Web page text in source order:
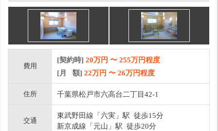
費用
[契約時] 20万円 〜 255万円程度
[月 額] 22万円 〜 26万円程度
住所 千葉県松戸市六高台二丁目42-1
交通
東武野田線「六実」駅 徒歩15分
新京成線「元山」駅 徒歩20分